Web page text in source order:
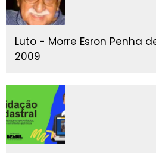
Luto - Morre Esron Penha
2009